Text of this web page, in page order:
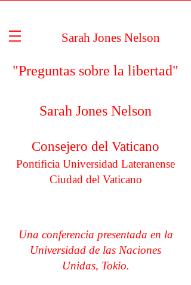
Sarah Jones Nelson
"Preguntas sobre la libertad"
Sarah Jones Nelson
Consejero del Vaticano
Pontificia Universidad Lateranense
Ciudad del Vaticano
Una conferencia presentada en la
Universidad de las Naciones
Unidas, Tokio.